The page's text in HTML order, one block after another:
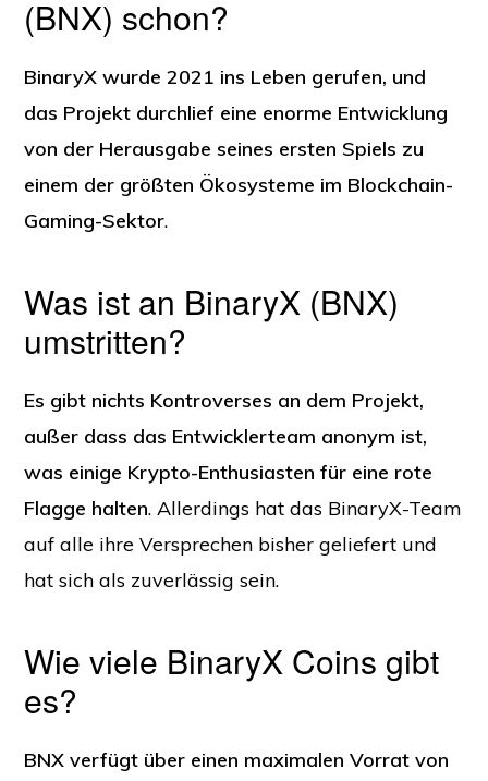
(BNX) schon?
BinaryX wurde 2021 ins Leben gerufen, und
das Projekt durchlief eine enorme Entwicklung
von der Herausgabe seines ersten Spiels zu
einem der größten Ökosysteme im Blockchain-
Gaming-Sektor.
Was ist an BinaryX (BNX)
umstritten?
Es gibt nichts Kontroverses an dem Projekt,
außer dass das Entwicklerteam anonym ist,
was einige Krypto-Enthusiasten für eine rote
Flagge halten. Allerdings hat das BinaryX-Team
auf alle ihre Versprechen bisher geliefert und
hat sich als zuverlässig sein.
Wie viele BinaryX Coins gibt
es?
BNX verfügt über einen maximalen Vorrat von